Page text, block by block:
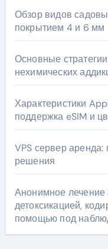
Обзор видов
покрытием 4 и 6 мм
Основные
нехимических
Характеристики
поддержка eSIM и
VPS сервер
решения
Анонимное лечение
детоксикацией,
помощью под